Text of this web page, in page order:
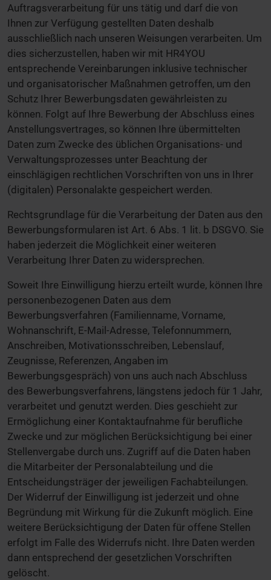
Auftragsverarbeitung für uns tätig und darf die von
Ihnen zur Verfügung gestellten Daten deshalb
ausschließlich nach unseren Weisungen verarbeiten. Um
dies sicherzustellen, haben wir mit HR4YOU
entsprechende Vereinbarungen inklusive technischer
und organisatorischer Maßnahmen getroffen, um den
Schutz Ihrer Bewerbungsdaten gewährleisten zu
können. Folgt auf Ihre Bewerbung der Abschluss eines
Anstellungsvertrages, so können Ihre übermittelten
Daten zum Zwecke des üblichen Organisations- und
Verwaltungsprozesses unter Beachtung der
einschlägigen rechtlichen Vorschriften von uns in Ihrer
(digitalen) Personalakte gespeichert werden.
Rechtsgrundlage für die Verarbeitung der Daten aus den
Bewerbungsformularen ist Art. 6 Abs. 1 lit. b DSGVO. Sie
haben jederzeit die Möglichkeit einer weiteren
Verarbeitung Ihrer Daten zu widersprechen.
Soweit Ihre Einwilligung hierzu erteilt wurde, können Ihre
personenbezogenen Daten aus dem
Bewerbungsverfahren (Familienname, Vorname,
Wohnanschrift, E-Mail-Adresse, Telefonnummern,
Anschreiben, Motivationsschreiben, Lebenslauf,
Zeugnisse, Referenzen, Angaben im
Bewerbungsgespräch) von uns auch nach Abschluss
des Bewerbungsverfahrens, längstens jedoch für 1 Jahr,
verarbeitet und genutzt werden. Dies geschieht zur
Ermöglichung einer Kontaktaufnahme für berufliche
Zwecke und zur möglichen Berücksichtigung bei einer
Stellenvergabe durch uns. Zugriff auf die Daten haben
die Mitarbeiter der Personalabteilung und die
Entscheidungsträger der jeweiligen Fachabteilungen.
Der Widerruf der Einwilligung ist jederzeit und ohne
Begründung mit Wirkung für die Zukunft möglich. Eine
weitere Berücksichtigung der Daten für offene Stellen
erfolgt im Falle des Widerrufs nicht. Ihre Daten werden
dann entsprechend der gesetzlichen Vorschriften
gelöscht.